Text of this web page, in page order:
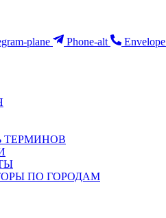
plane Phone-alt Envelope
ТЕРМИНОВ
ПО ГОРОДАМ